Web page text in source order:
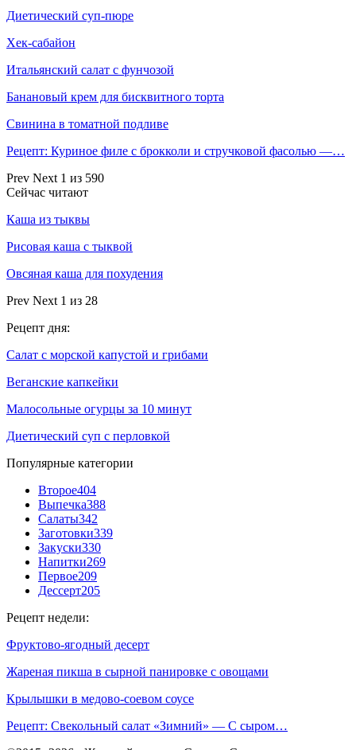
Диетический суп-пюре
Хек-сабайон
Итальянский салат с фунчозой
Банановый крем для бисквитного торта
Свинина в томатной подливе
Рецепт: Куриное филе с брокколи и стручковой фасолью —…
Prev Next 1 из 590
Сейчас читают
Каша из тыквы
Рисовая каша с тыквой
Овсяная каша для похудения
Prev Next 1 из 28
Рецепт дня:
Салат с морской капустой и грибами
Веганские капкейки
Малосольные огурцы за 10 минут
Диетический суп с перловкой
Популярные категории
Второе404
Выпечка388
Салаты342
Заготовки339
Закуски330
Напитки269
Первое209
Дессерт205
Рецепт недели:
Фруктово-ягодный десерт
Жареная пикша в сырной панировке с овощами
Крылышки в медово-соевом соусе
Рецепт: Свекольный салат «Зимний» — С сыром…